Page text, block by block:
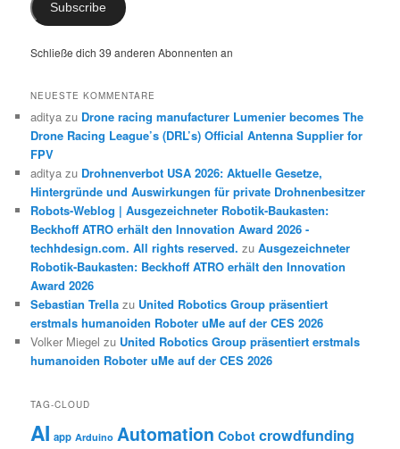
Subscribe
Schließe dich 39 anderen Abonnenten an
NEUESTE KOMMENTARE
aditya zu Drone racing manufacturer Lumenier becomes The
Drone Racing League’s (DRL’s) Official Antenna Supplier for
FPV
aditya zu Drohnenverbot USA 2026: Aktuelle Gesetze,
Hintergründe und Auswirkungen für private Drohnenbesitzer
Robots-Weblog | Ausgezeichneter Robotik-Baukasten:
Beckhoff ATRO erhält den Innovation Award 2026 -
techhdesign.com. All rights reserved. zuAusgezeichneter
Robotik-Baukasten: Beckhoff ATRO erhält den Innovation
Award 2026
Sebastian Trella zu United Robotics Group präsentiert
erstmals humanoiden Roboter uMe auf der CES 2026
Volker Miegel zu United Robotics Group präsentiert erstmals
humanoiden Roboter uMe auf der CES 2026
TAG-CLOUD
AI app Arduino Automation Cobot crowdfunding